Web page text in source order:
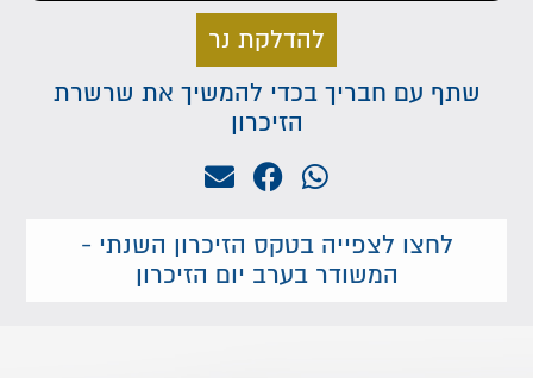
להדלקת נר
שתף עם חבריך בכדי להמשיך את שרשרת
הזיכרון
לחצו לצפייה בטקס הזיכרון השנתי -
המשודר בערב יום הזיכרון